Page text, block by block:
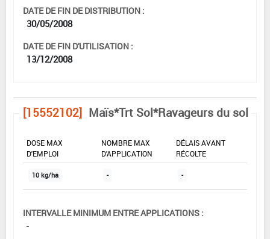
DATE DE FIN DE DISTRIBUTION :
30/05/2008
DATE DE FIN D'UTILISATION :
13/12/2008
[15552102] Maïs*Trt Sol*Ravageurs du sol
DOSE MAX
D'EMPLOI
NOMBRE MAX
D'APPLICATION
DÉLAIS AVANT
RÉCOLTE
10 kg/ha - -
INTERVALLE MINIMUM ENTRE APPLICATIONS :
-